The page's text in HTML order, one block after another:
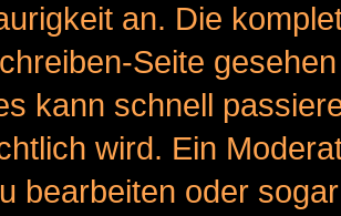
an. Die
Seite
kann schnell
wird. Ein
bearbeiten oder